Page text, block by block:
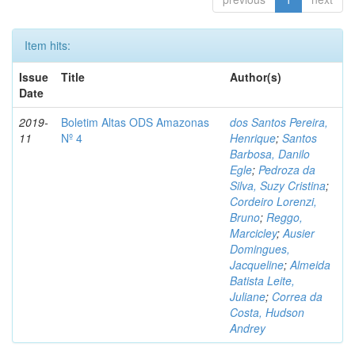
Item hits:
Issue
Date
Title Author(s)
2019-
11
Boletim Altas ODS Amazonas
Nº 4
dos Santos Pereira,
Henrique; Santos
Barbosa, Danilo
Egle; Pedroza da
Silva, Suzy Cristina;
Cordeiro Lorenzi,
Bruno; Reggo,
Marcicley;Ausier
Domingues,
Jacqueline;Almeida
Batista Leite,
Juliane; Correa da
Costa, Hudson
Andrey